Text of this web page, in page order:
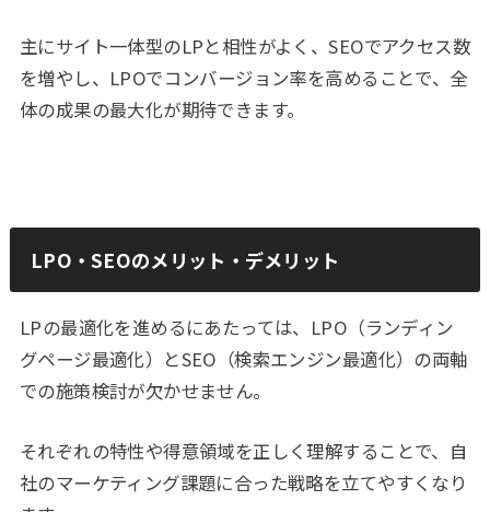
主にサイト一体型のLPと相性がよく、SEOでアクセス数
を増やし、LPOでコンバージョン率を高めることで、全
体の成果の最大化が期待できます。
LPO・SEOのメリット・デメリット
LPの最適化を進めるにあたっては、LPO（ランディン
グページ最適化）とSEO（検索エンジン最適化）の両軸
での施策検討が欠かせません。
それぞれの特性や得意領域を正しく理解することで、自
社のマーケティング課題に合った戦略を立てやすくなり